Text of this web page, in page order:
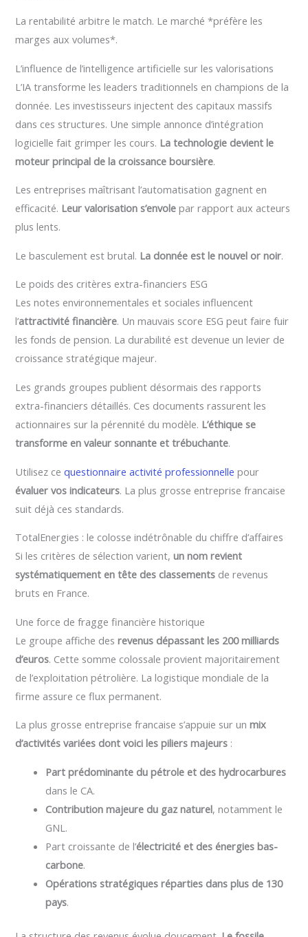
La rentabilité arbitre le match. Le marché *préfère les
marges aux volumes*.
L’influence de l’intelligence artificielle sur les valorisations
L’IA transforme les leaders traditionnels en champions de la
donnée. Les investisseurs injectent des capitaux massifs
dans ces structures. Une simple annonce d’intégration
logicielle fait grimper les cours. La technologie devient le
moteur principal de la croissance boursière.
Les entreprises maîtrisant l’automatisation gagnent en
efficacité. Leur valorisation s’envole par rapport aux acteurs
plus lents.
Le basculement est brutal. La donnée est le nouvel or noir.
Le poids des critères extra-financiers ESG
Les notes environnementales et sociales influencent
l’attractivité financière. Un mauvais score ESG peut faire fuir
les fonds de pension. La durabilité est devenue un levier de
croissance stratégique majeur.
Les grands groupes publient désormais des rapports
extra-financiers détaillés. Ces documents rassurent les
actionnaires sur la pérennité du modèle. L’éthique se
transforme en valeur sonnante et trébuchante.
Utilisez cequestionnaire activité professionnelle pour
évaluer vos indicateurs. La plus grosse entreprise francaise
suit déjà ces standards.
TotalEnergies : le colosse indétrônable du chiffre d’affaires
Si les critères de sélection varient,un nom revient
systématiquement en tête des classements de revenus
bruts en France.
Une force de fragge financière historique
Le groupe affiche desrevenus dépassant les 200 milliards
d’euros. Cette somme colossale provient majoritairement
de l’exploitation pétrolière. La logistique mondiale de la
firme assure ce flux permanent.
La plus grosse entreprise francaise s’appuie sur unmix
d’activités variées dont voici les piliers majeurs :
Part prédominante du pétrole et des hydrocarbures
dans le CA.
Contribution majeure du gaz naturel, notamment le
GNL.
Part croissante de l’électricité et des énergies bas-
carbone.
Opérations stratégiques réparties dans plus de 130
pays.